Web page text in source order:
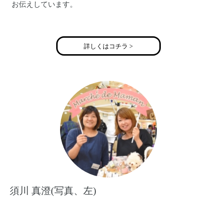
お伝えしています。
ためのイライラガミガミ卒業講座」も別途開催。
子育ての楽しさをお伝えすることで「子どもを産みたくな
詳しくはコチラ >
須川 真澄(写真、左)